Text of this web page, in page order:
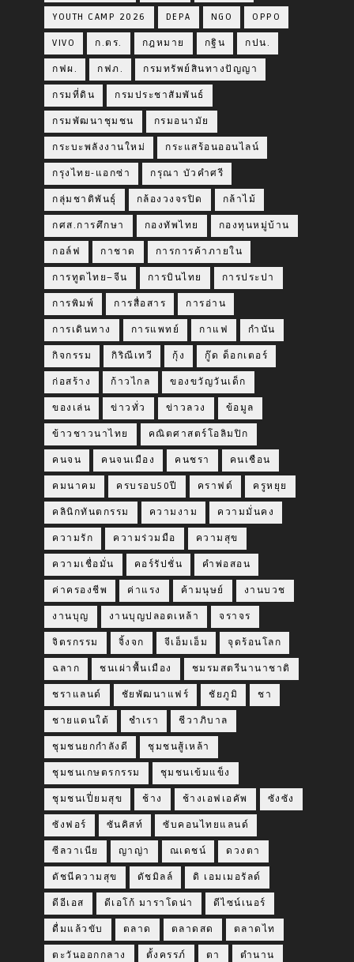
YOUTH CAMP 2026 DEPA NGO OPPO
VIVO ก.ตร. กฎหมาย กฐิน กปน.
กฟผ. กฟภ. กรมทรัพย์สินทางปัญญา
กรมที่ดิน กรมประชาสัมพันธ์
กรมพัฒนาชุมชน กรมอนามัย
กระบะพลังงานใหม่ กระแสร้อนออนไลน์
กรุงไทย-แอกซ่า กรุณา บัวคำศรี
กลุ่มชาติพันธุ์ กล้องวงจรปิด กล้าไม้
กศส.การศึกษา กองทัพไทย กองทุนหมู่บ้าน
กอล์ฟ กาชาด การการค้าภายใน
การทูตไทย–จีน การบินไทย การประปา
การพิมพ์ การสื่อสาร การอ่าน
การเดินทาง การแพทย์ กาแฟ กำนัน
กิจกรรม กิริณีเทวี กุ้ง กู๊ด ด็อกเตอร์
ก่อสร้าง ก้าวไกล ของขวัญวันเด็ก
ของเล่น ข่าวทั่ว ข่าวลวง ข้อมูล
ข้าวชาวนาไทย คณิตศาสตร์โอลิมปิก
คนจน คนจนเมือง คนชรา คนเชือน
คมนาคม ครบรอบ50ปี คราฟต์ ครูหยุย
คลินิกทันตกรรม ความงาม ความมั่นคง
ความรัก ความร่วมมือ ความสุข
ความเชื่อมั่น คอร์รัปชั่น คำพ่อสอน
ค่าครองชีพ ค่าแรง ค้ามนุษย์ งานบวช
งานบุญ งานบุญปลอดเหล้า จราจร
จิตรกรรม จิ้งจก จีเอ็มเอ็ม จุดร้อนโลก
ฉลาก ชนเผ่าพื้นเมือง ชมรมสตรีนานาชาติ
ชราแลนด์ ชัยพัฒนาแฟร์ ชัยภูมิ ชา
ชายแดนใต้ ชำเรา ชีวาภิบาล
ชุมชนยกกำลังดี ชุมชนสู้เหล้า
ชุมชนเกษตรกรรม ชุมชนเข้มแข็ง
ชุมชนเปี่ยมสุข ช้าง ช้างเอฟเอคัพ ซังซัง
ซังฟอร์ ซันคิสท์ ซับคอนไทยแลนด์
ซีลวาเนีย ญาญ่า ณเดชน์ ดวงตา
ดัชนีความสุข ดัชมิลล์ ดิ เอมเมอรัลด์
ดีอีเอส ดีเอโก้ มาราโดน่า ดีไซน์เนอร์
ดื่มแล้วขับ ตลาด ตลาดสด ตลาดไท
ตะวันออกกลาง ตั้งครรภ์ ตา ตำนาน